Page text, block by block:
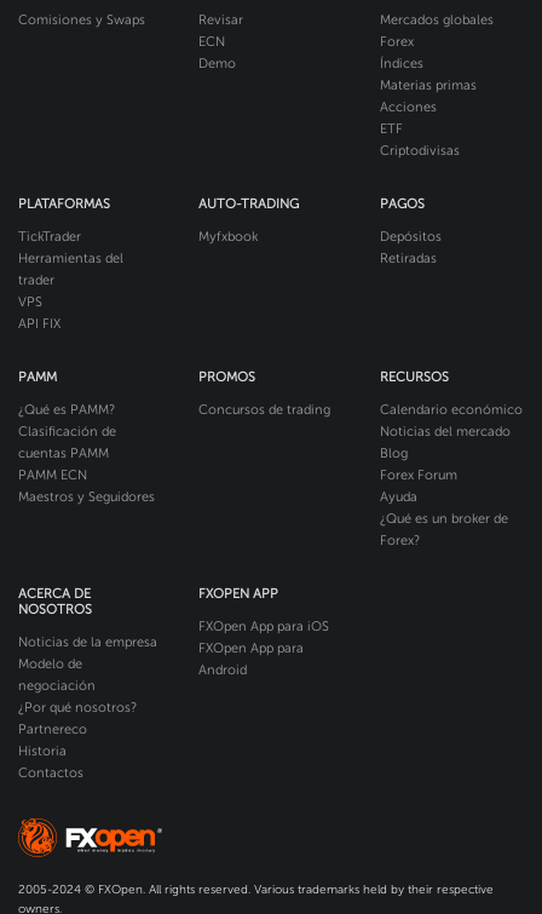
Comisiones y Swaps
Revisar
ECN
Demo
Mercados globales
Forex
Índices
Materias primas
Acciones
ETF
Criptodivisas
PLATAFORMAS
TickTrader
Herramientas del
trader
VPS
API FIX
AUTO-TRADING
Myfxbook
PAGOS
Depósitos
Retiradas
PAMM
¿Qué es PAMM?
Clasificación de
cuentas PAMM
PAMM ECN
Maestros y Seguidores
PROMOS
Concursos de trading
RECURSOS
Calendario económico
Noticias del mercado
Blog
Forex Forum
Ayuda
¿Qué es un broker de
Forex?
ACERCA DE
NOSOTROS
Noticias de la empresa
Modelo de
negociación
¿Por qué nosotros?
Partnereco
Historia
Contactos
FXOPEN APP
FXOpen App para iOS
FXOpen App para
Android
2005-2024 © FXOpen. All rights reserved. Various trademarks held by their respective
owners.